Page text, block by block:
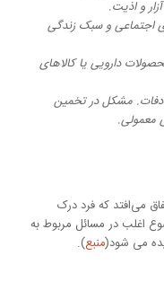
و اذیت.
اجتماعی و سبک زندگی
دارویی یا کالاهای
مشکل در تخمین
معمولی.
می‌افتد که فرد درک
اغلب در مسائل مربوط به
می شود(منبع).